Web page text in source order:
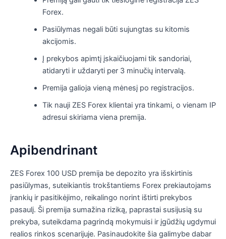
Forex.
Pasiūlymas negali būti sujungtas su kitomis
akcijomis.
Į prekybos apimtį įskaičiuojami tik sandoriai,
atidaryti ir uždaryti per 3 minučių intervalą.
Premija galioja vieną mėnesį po registracijos.
Tik nauji ZES Forex klientai yra tinkami, o vienam IP
adresui skiriama viena premija.
Apibendrinant
ZES Forex 100 USD premija be depozito yra išskirtinis
pasiūlymas, suteikiantis trokštantiems Forex prekiautojams
įrankių ir pasitikėjimo, reikalingo norint ištirti prekybos
pasaulį. Ši premija sumažina riziką, paprastai susijusią su
prekyba, suteikdama pagrindą mokymuisi ir įgūdžių ugdymui
realios rinkos scenarijuje. Pasinaudokite šia galimybe dabar